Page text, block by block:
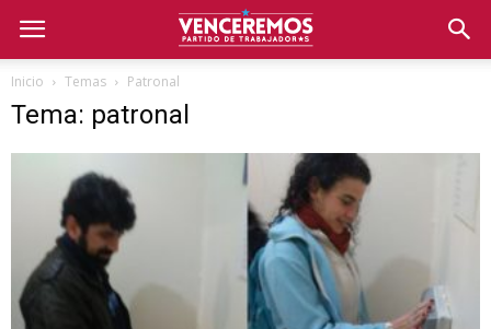
Inicio Temas Patronal
Tema: patronal